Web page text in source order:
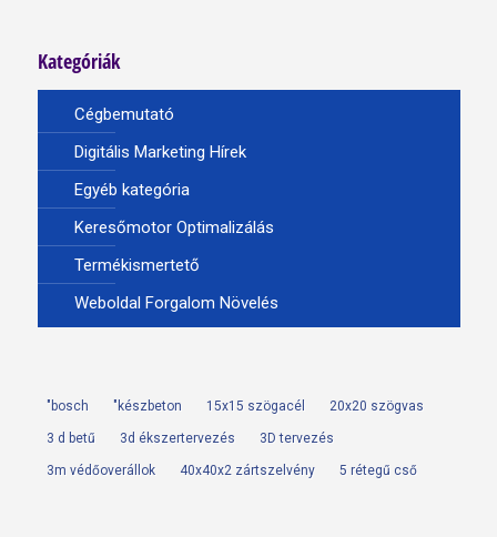
Kategóriák
Cégbemutató
Digitális Marketing Hírek
Egyéb kategória
Keresőmotor Optimalizálás
Termékismertető
Weboldal Forgalom Növelés
"bosch "készbeton 15x15 szögacél 20x20 szögvas
3 d betű 3d ékszertervezés 3D tervezés
3m védőoverállok 40x40x2 zártszelvény 5 rétegű cső